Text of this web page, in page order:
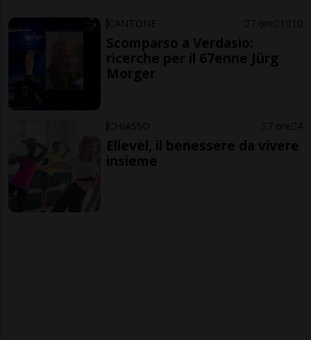
CANTONE 7 ore 1 10
Scomparso a Verdasio:
ricerche per il 67enne Jürg
Morger
CHIASSO 7 ore 4
Ellevel, il benessere da vivere
insieme